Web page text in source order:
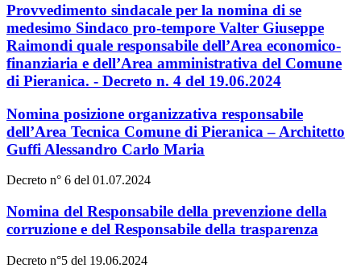
Provvedimento sindacale per la nomina di se
medesimo Sindaco pro-tempore Valter Giuseppe
Raimondi quale responsabile dell’Area economico-
finanziaria e dell’Area amministrativa del Comune
di Pieranica. - Decreto n. 4 del 19.06.2024
Nomina posizione organizzativa responsabile
dell’Area Tecnica Comune di Pieranica – Architetto
Guffi Alessandro Carlo Maria
Decreto n° 6 del 01.07.2024
Nomina del Responsabile della prevenzione della
corruzione e del Responsabile della trasparenza
Decreto n°5 del 19.06.2024